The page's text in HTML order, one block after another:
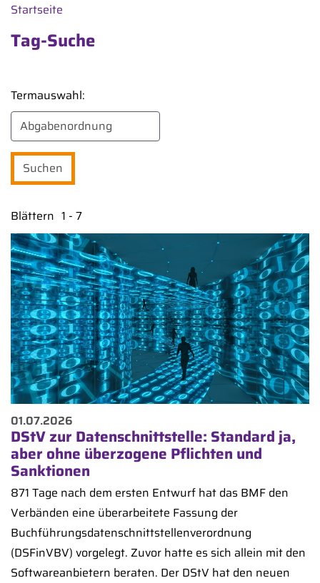
Startseite
Tag-Suche
Termauswahl:
Blättern 1 - 7
01.07.2026
DStV zur Datenschnittstelle: Standard ja,
aber ohne überzogene Pflichten und
Sanktionen
871 Tage nach dem ersten Entwurf hat das BMF den
Verbänden eine überarbeitete Fassung der
Buchführungsdatenschnittstellenverordnung
(DSFinVBV) vorgelegt. Zuvor hatte es sich allein mit den
Softwareanbietern beraten. Der DStV hat den neuen